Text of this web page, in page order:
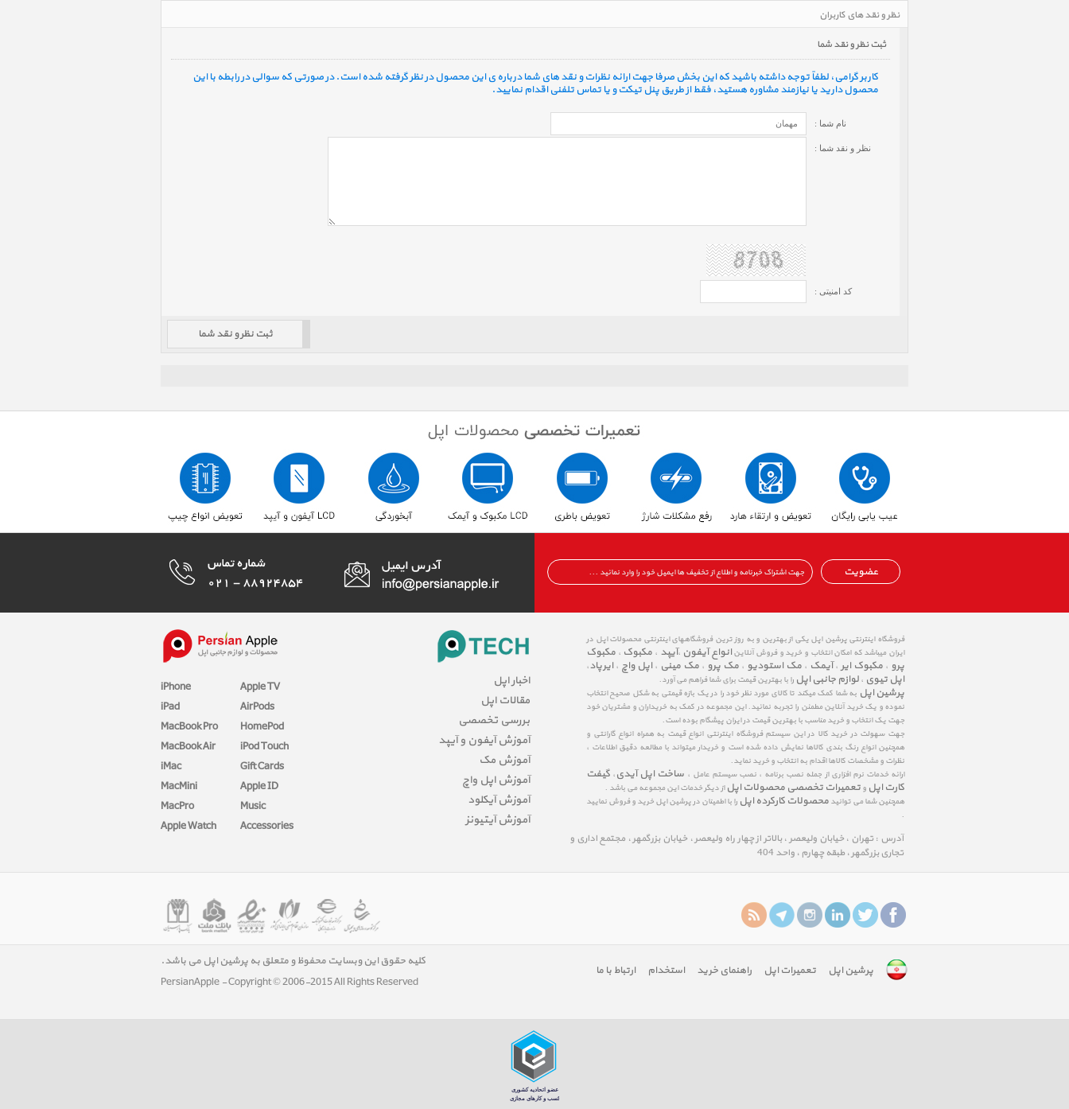
نظر و نقد های کاربران
ثبت نظر و نقد شما
کاربر گرامی، لطفاً توجه داشته باشید که این بخش صرفا جهت ارائه نظرات و نقد های شما درباره ی این محصول در نظر گرفته شده است. در صورتی که سوالی در رابطه با این
محصول دارید یا نیازمند مشاوره هستید، فقط از طریق پنل تیکت و یا تماس تلفنی اقدام نمایید.
نام شما :
نظر و نقد شما :
کد امنیتی :
عضویت
iPhone
iPad
MacBook Pro
MacBook Air
iMac
MacMini
MacPro
Apple Watch
Apple TV
AirPods
HomePod
iPod Touch
Gift Cards
Apple ID
Music
Accessories
اخبار اپل
مقالات اپل
بررسی تخصصی
آموزش آیفون و آیپد
آموزش مک
آموزش اپل واچ
آموزش آیکلود
آموزش آیتیونز
فروشگاه اینترنتی پرشین اپل یکی از بهترین و به روز ترین فروشگاههای اینترنتی محصولات اپل در
ایران میباشد که امکان انتخاب و خرید و فروش آنلاینانواع آیفون ،آیپد ، مکبوک ، مکبوک
پرو ، مکبوک ایر ، آیمک ، مک استودیو ، مک پرو ، مک مینی ، اپل واچ ، ایرپاد،
اپل تیوی ، لوازم جانبی اپل را با بهترین قیمت برای شما فراهم می آورد.
پرشین اپل به شما کمک میکند تا کالای مورد نظر خود را در یک بازه قیمتی به شکل صحیح انتخاب
نموده و یک خرید آنلاین مطمئن را تجربه نمائید. این مجموعه در کمک به خریداران و مشتریان خود
جهت یک انتخاب و خرید مناسب با بهترین قیمت در ایران پیشگام بوده است.
جهت سهولت در خرید کالا در این سیستم فروشگاه اینترنتی انواع قیمت به همراه انواع گارانتی و
همچنین انواع رنگ بندی کالاها نمایش داده شده است و خریدار میتواند با مطالعه دقیق اطلاعات ،
نظرات و مشخصات کالاها اقدام به انتخاب و خرید نماید.
ارائه خدمات نرم افزاری از جمله نصب برنامه ، نصب سیستم عامل ، ساخت اپل آیدی ، گیفت
کارت اپل و تعمیرات تخصصی محصولات اپل از دیگر خدمات این مجموعه می باشد .
همچنین شما می توانید محصولات کارکرده اپل را با اطمینان در پرشین اپل خرید و فروش نمایید
.
آدرس : تهران ، خیابان ولیعصر ، بالاتر از چهار راه ولیعصر ، خیابان بزرگمهر ، مجتمع اداری و
تجاری بزرگمهر ، طبقه چهارم ، واحد 404
پرشین اپل تعمیرات اپل راهنمای خرید استخدام ارتباط با ما
کلیه حقوق این وبسایت محفوظ و متعلق به پرشین اپل می باشد.
PersianApple - Copyright © 2006-2015 All Rights Reserved